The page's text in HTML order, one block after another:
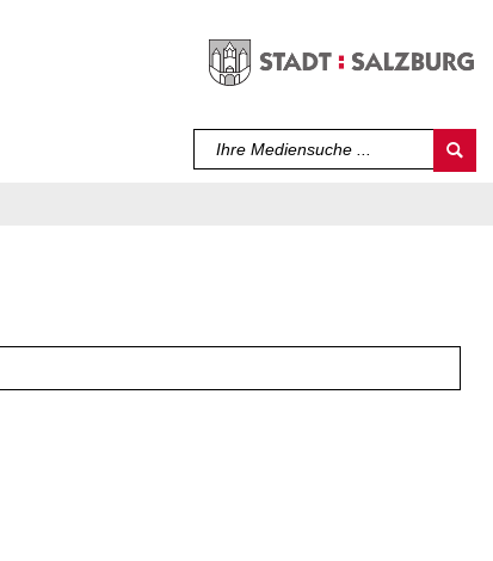
Sprache auswählen